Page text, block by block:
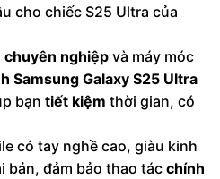
cho chiếc S25 Ultra của
chuyên nghiệp và máy móc
Samsung Galaxy S25 Ultra
bạn tiết kiệm thời gian, có
có tay nghề cao, giàu kinh
bản, đảm bảo thao tác chính